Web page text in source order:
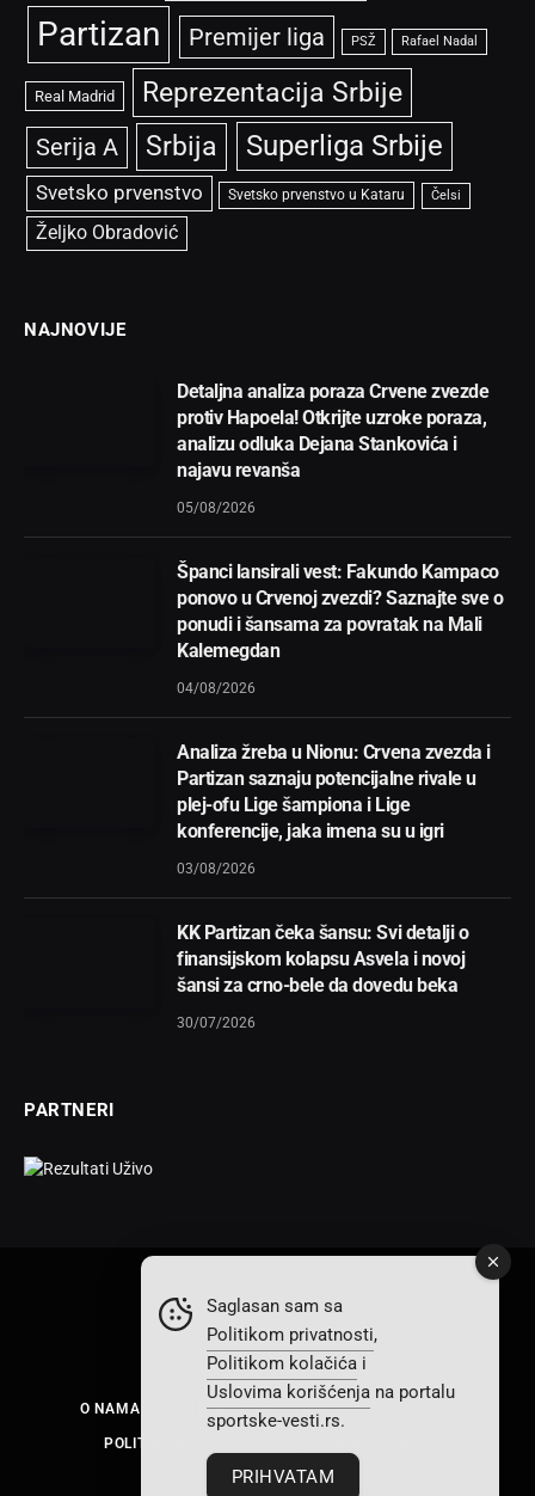
Partizan Premijer liga PSŽ Rafael Nadal
Real Madrid Reprezentacija Srbije
Serija A Srbija Superliga Srbije
Svetsko prvenstvo Svetsko prvenstvo u Kataru Čelsi
Željko Obradović
NAJNOVIJE
Detaljna analiza poraza Crvene zvezde
protiv Hapoela! Otkrijte uzroke poraza,
analizu odluka Dejana Stankovića i
najavu revanša
05/08/2026
Španci lansirali vest: Fakundo Kampaco
ponovo u Crvenoj zvezdi? Saznajte sve o
ponudi i šansama za povratak na Mali
Kalemegdan
04/08/2026
Analiza žreba u Nionu: Crvena zvezda i
Partizan saznaju potencijalne rivale u
plej-ofu Lige šampiona i Lige
konferencije, jaka imena su u igri
03/08/2026
KK Partizan čeka šansu: Svi detalji o
finansijskom kolapsu Asvela i novoj
šansi za crno-bele da dovedu beka
30/07/2026
PARTNERI
FacebookX
(Twitter)
InstagramTikTok
O NAMA KONTAKT POLITIKA PRIVATNOSTI
POLITIKA KOLAČIĆA
Saglasan sam sa
Politikom privatnosti,
Politikom kolačića i
Uslovima korišćenja na portalu
sportske-vesti.rs.
PRIHVATAM